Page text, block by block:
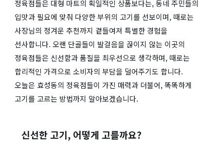
정육점들은 대형 마트의 획일적인 상품보다는, 동네 주민들의
입맛과 필요에 맞춰 다양한 부위의 고기를 선보이며, 때로는
사장님의 정겨운 추천까지 곁들여져 특별한 경험을
선사합니다. 오랜 단골들이 발걸음을 끊이지 않는 이곳의
정육점들은 신선함과 품질을 최우선으로 생각하며, 때로는
합리적인 가격으로 소비자의 부담을 덜어주기도 합니다.
오늘은 효성동의 정육점들이 가진 매력과 더불어, 똑똑하게
고기를 고르는 방법까지 알아보겠습니다.
신선한 고기, 어떻게 고를까요?